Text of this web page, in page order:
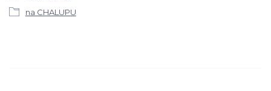
na CHALUPU